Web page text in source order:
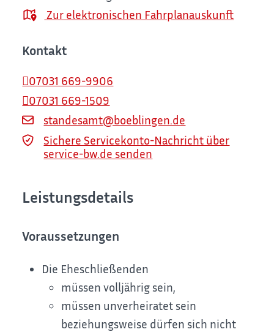
Zur elektronischen Fahrplanauskunft
Kontakt
07031 669-9906
07031 669-1509
standesamt@boeblingen.de
Sichere Servicekonto-Nachricht über
service-bw.de senden
Leistungsdetails
Voraussetzungen
Die Eheschließenden
müssen volljährig sein,
müssen unverheiratet sein
beziehungsweise dürfen sich nicht